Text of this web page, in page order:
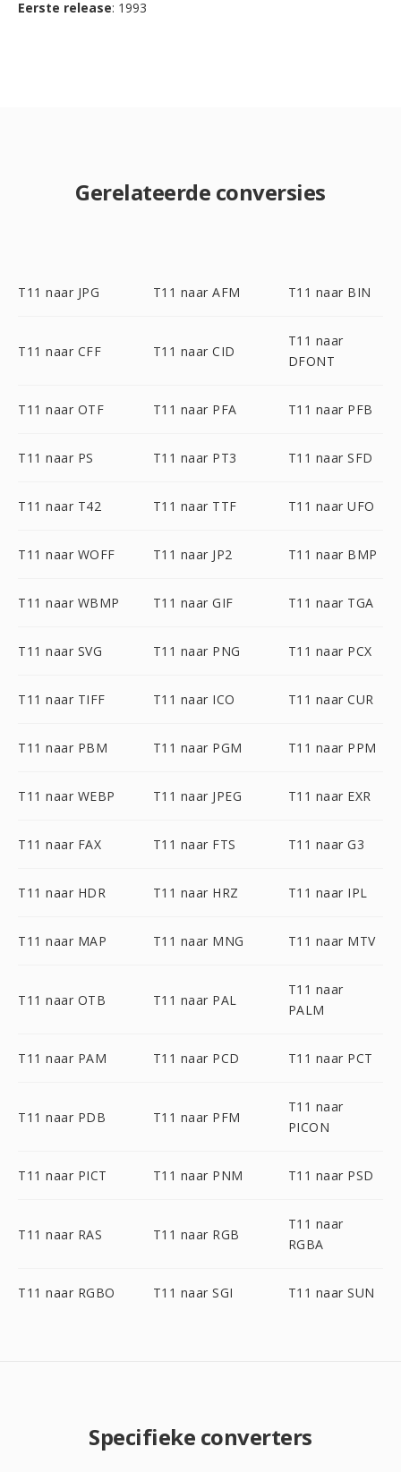
Eerste release: 1993
Gerelateerde conversies
T11 naar JPG T11 naar AFM T11 naar BIN
T11 naar CFF T11 naar CID
T11 naar
DFONT
T11 naar OTF T11 naar PFA T11 naar PFB
T11 naar PS T11 naar PT3 T11 naar SFD
T11 naar T42 T11 naar TTF T11 naar UFO
T11 naar WOFF T11 naar JP2 T11 naar BMP
T11 naar WBMP T11 naar GIF T11 naar TGA
T11 naar SVG T11 naar PNG T11 naar PCX
T11 naar TIFF T11 naar ICO T11 naar CUR
T11 naar PBM T11 naar PGM T11 naar PPM
T11 naar WEBP T11 naar JPEG T11 naar EXR
T11 naar FAX T11 naar FTS T11 naar G3
T11 naar HDR T11 naar HRZ T11 naar IPL
T11 naar MAP T11 naar MNG T11 naar MTV
T11 naar OTB T11 naar PAL
T11 naar
PALM
T11 naar PAM T11 naar PCD T11 naar PCT
T11 naar PDB T11 naar PFM
T11 naar
PICON
T11 naar PICT T11 naar PNM T11 naar PSD
T11 naar RAS T11 naar RGB
T11 naar
RGBA
T11 naar RGBO T11 naar SGI T11 naar SUN
Specifieke converters